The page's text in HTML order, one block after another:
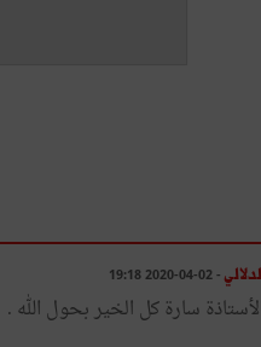
- 02-04-2020 19:18
سارة كل الخير بحول الله .